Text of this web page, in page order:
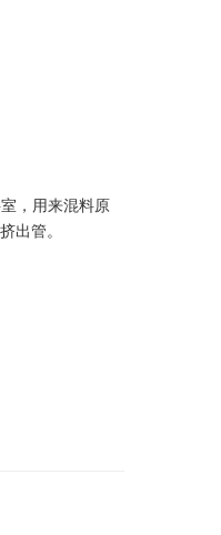
，用来混料原
出管。